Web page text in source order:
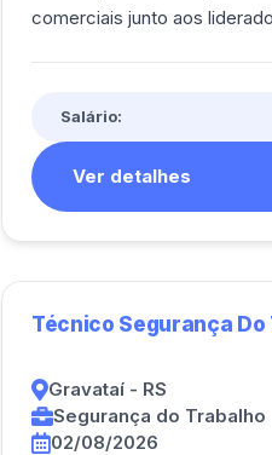
comerciais junto aos
Salário:
Ver detalhes
Técnico Segurança Do
Gravataí - RS
Segurança do Trabalho
02/08/2026